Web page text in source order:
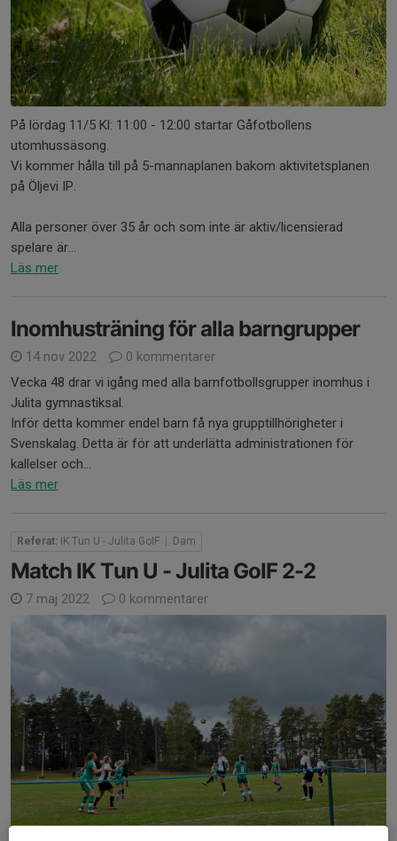
På lördag 11/5 Kl: 11:00 - 12:00 startar Gåfotbollens
utomhussäsong.
Vi kommer hålla till på 5-mannaplanen bakom aktivitetsplanen
på Öljevi IP.
Alla personer över 35 år och som inte är aktiv/licensierad
spelare är...
Läs mer
Inomhusträning för alla barngrupper
14 nov 2022
0 kommentarer
Vecka 48 drar vi igång med alla barnfotbollsgrupper inomhus i
Julita gymnastiksal.
Inför detta kommer endel barn få nya grupptillhörigheter i
Svenskalag. Detta är för att underlätta administrationen för
kallelser och...
Läs mer
Referat: IK Tun U - Julita GoIF | Dam
Match IK Tun U - Julita GoIF 2-2
7 maj 2022 0 kommentarer